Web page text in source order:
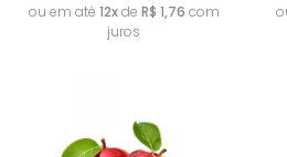
ou em até 12xde R$ 1,76 com
juros